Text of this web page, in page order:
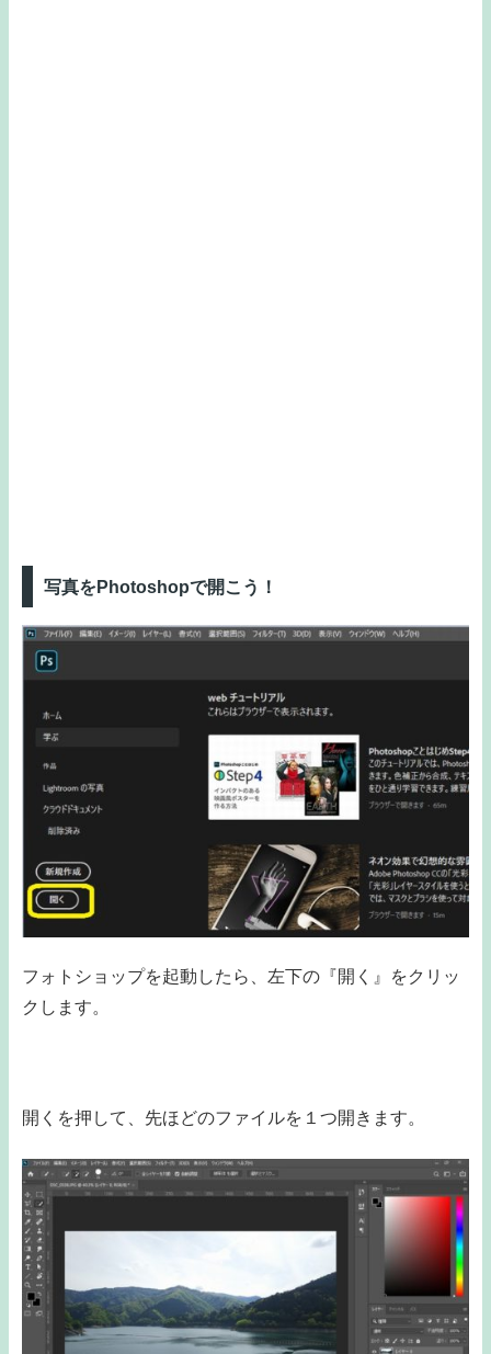
写真をPhotoshopで開こう！
フォトショップを起動したら、左下の『開く』をクリッ
クします。
開くを押して、先ほどのファイルを１つ開きます。